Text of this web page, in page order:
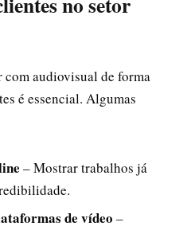
com audiovisual de forma
é essencial. Algumas
– Mostrar trabalhos já
de vídeo –